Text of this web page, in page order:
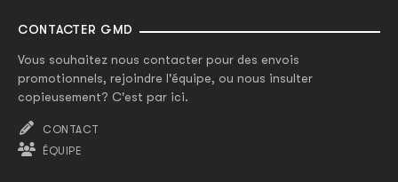
CONTACTER GMD
Vous souhaitez nous contacter pour des envois
promotionnels, rejoindre l'équipe, ou nous insulter
copieusement? C'est par ici.
CONTACT
ÉQUIPE